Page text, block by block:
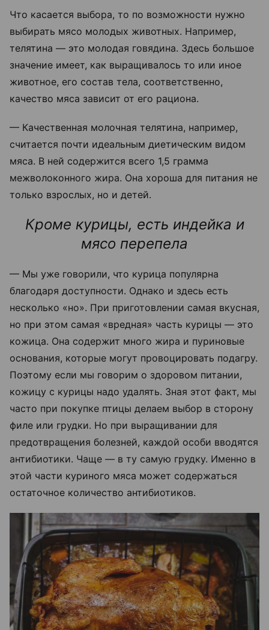
Что касается выбора, то по возможности нужно
выбирать мясо молодых животных. Например,
телятина — это молодая говядина. Здесь большое
значение имеет, как выращивалось то или иное
животное, его состав тела, соответственно,
качество мяса зависит от его рациона.
— Качественная молочная телятина, например,
считается почти идеальным диетическим видом
мяса. В ней содержится всего 1,5 грамма
межволоконного жира. Она хороша для питания не
только взрослых, но и детей.
Кроме курицы, есть индейка и
мясо перепела
— Мы уже говорили, что курица популярна
благодаря доступности. Однако и здесь есть
несколько «но». При приготовлении самая вкусная,
но при этом самая «вредная» часть курицы — это
кожица. Она содержит много жира и пуриновые
основания, которые могут провоцировать подагру.
Поэтому если мы говорим о здоровом питании,
кожицу с курицы надо удалять. Зная этот факт, мы
часто при покупке птицы делаем выбор в сторону
филе или грудки. Но при выращивании для
предотвращения болезней, каждой особи вводятся
антибиотики. Чаще — в ту самую грудку. Именно в
этой части куриного мяса может содержаться
остаточное количество антибиотиков.